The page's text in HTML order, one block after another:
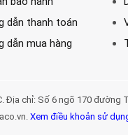
Địa chỉ: Số 6 ngõ 170
Xem điều khoản sử